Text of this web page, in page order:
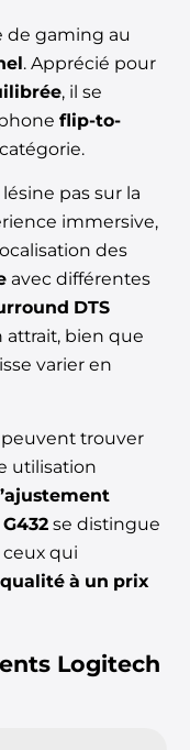
de gaming au
. Apprécié pour
, il se
flip-to-
lésine pas sur la
immersive,
des
avec différentes
DTS
attrait, bien que
varier en
trouver
utilisation
G432 se distingue
qui
qualité à un prix
Logitech